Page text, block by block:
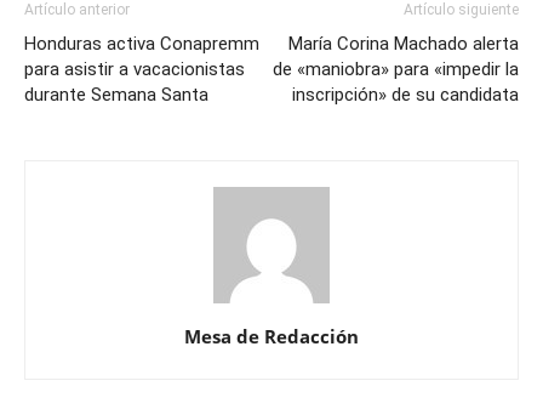
Artículo anterior
Honduras activa Conapremm
para asistir a vacacionistas
durante Semana Santa
Artículo siguiente
María Corina Machado alerta
de «maniobra» para «impedir la
inscripción» de su candidata
Mesa de Redacción